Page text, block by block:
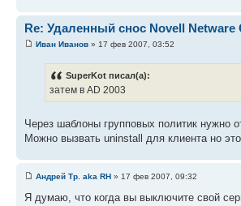
Re: Удаленный снос Novell Netware
Иван Иванов » 17 фев 2007, 03:52
SuperKot писал(а):
затем в AD 2003
Через шаблоны групповых политик нужно
Можно вызвать uninstall для клиента но
Андрей Тр. aka RH » 17 фев 2007, 09:32
Я думаю, что когда вы выключите свой